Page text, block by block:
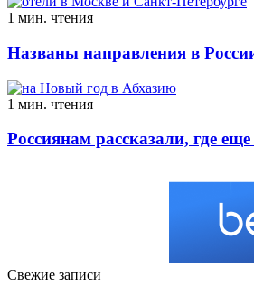
1 мин. чтения
Названы направления в
1 мин. чтения
Россиянам рассказали, где
Свежие записи